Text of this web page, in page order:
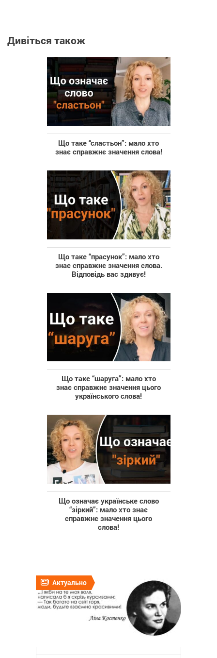
Дивіться також
Що таке “сластьон”: мало хто
знає справжнє значення слова!
Що таке “прасунок”: мало хто
знає справжнє значення слова.
Відповідь вас здивує!
Що таке “шаруга”: мало хто
знає справжнє значення цього
українського слова!
Що означає українське слово
“зіркий”: мало хто знає
справжнє значення цього
слова!
Актуально